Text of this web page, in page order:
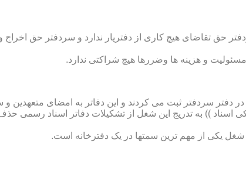
حق تقاضای هیچ کاری از دفتریار ندارد و سردفتر حق اخراج
دفتر سردفتر ثبت می کردند و این دفاتر به امضای متعهدین
ثبت الکترونیکی اسناد )) به تدریج این شغل از تشکیلات دفاتر
شغل یکی از مهم ترین سمتها در یک دفترخانه است.